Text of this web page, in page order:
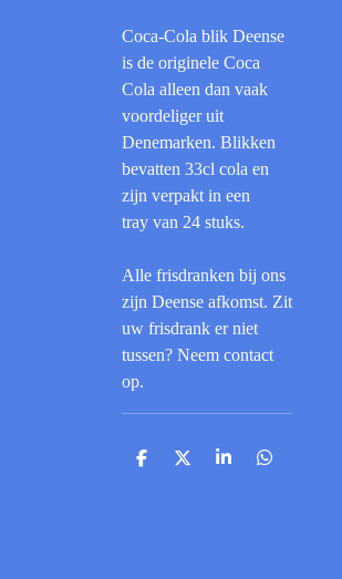
Coca-Cola blik Deense
is de originele Coca
Cola alleen dan vaak
voordeliger uit
Denemarken. Blikken
bevatten 33cl cola en
zijn verpakt in een
tray van 24 stuks.
Alle frisdranken bij ons
zijn Deense afkomst. Zit
uw frisdrank er niet
tussen? Neem contact
op.
D
D
S
D